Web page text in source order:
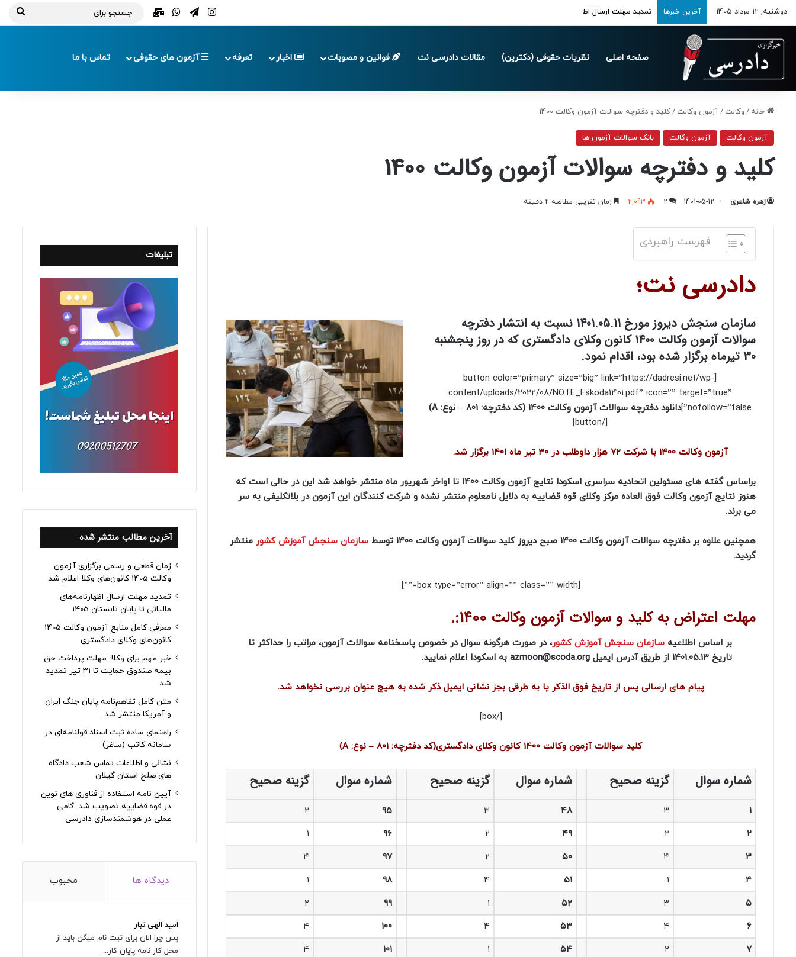
دوشنبه, 12 مرداد 1405 آخرین خبرها تمدید مهلت ارسال اظهارنامه‌های مالیاتی تا پایان تابستان 1405 اینستاگرام
تلگرامواتس آپ
ایمیل
صفحه اصلی نظریات حقوقی (دکترین) مقالات دادرسی نت قوانین و مصوبات اخبار تعرفه آزمون های حقوقی تماس با ما
خانه / وکالت /آزمون وکالت /کلید و دفترچه سوالات آزمون وکالت 1400
آزمون وکالت آزمون وکالت بانک سوالات آزمون ها
کلید و دفترچه سوالات آزمون وکالت 1400
زهره شاعری 1401-05-12
2
2,093 زمان تقریبی مطالعه 2 دقیقه
فهرست راهبردی
دادرسی نت؛
سازمان سنجش دیروز مورخ 1401.05.11 نسبت به انتشار دفترچه
سوالات آزمون وکالت 1400 کانون وکلای دادگستری که در روز پنجشنبه
30 تیرماه برگزار شده بود، اقدام نمود.
[button color=”primary” size=”big” link=”https://dadresi.net/wp-
content/uploads/2022/08/NOTE_Eskoda1401.pdf” icon=”” target=”true”
nofollow=”false”] دانلود دفترچه سوالات آزمون وکالت 1400 ( کد دفترچه: 801 – نوع: A
)
[/button]
آزمون وکالت 1400 با شرکت 72 هزار داوطلب در ۳۰ تیر ماه 1401 برگزار شد.
براساس گفته های مسئولین اتحادیه سراسری اسکودا نتایج آزمون وکالت 1400 تا اواخر شهریور ماه منتشر خواهد شد این در حالی است که
هنوز نتایج آزمون وکالت فوق العاده مرکز وکلای قوه قضاییه به دلایل نامعلوم منتشر نشده و شرکت کنندگان این آزمون در بلاتکلیفی به سر
می برند.
همچنین علاوه بر دفترچه سوالات آزمون وکالت 1400 صبح دیروز کلید سوالات آزمون وکالت 1400 توسط سازمان سنجش آموزش کشور منتشر
گردید.
[box type=”error” align=”” class=”” width=””]
مهلت اعتراض به کلید و سوالات آزمون وکالت 1400:.
بر اساس اطلاعیه سازمان سنجش آموزش کشور، در صورت هرگونه سوال در خصوص پاسخنامه سوالات آزمون، مراتب را حداکثر تا
تاریخ 1401.05.13 از طریق آدرس ایمیل azmoon@scoda.org به اسکودا اعلام نمایید.
پیام های ارسالی پس از تاریخ فوق الذکر یا به طرقی بجز نشانی ایمیل ذکر شده به هیچ عنوان بررسی نخواهد شد.
[/box]
کلید سوالات آزمون وکالت 1400 کانون وکلای دادگستری(کد دفترچه: ۸۰۱ – نوع: A)
شماره سوال گزینه صحیح شماره سوال گزینه صحیح شماره سوال گزینه صحیح
۱ ۳ ۴۸ ۳ ۹۵
۲
۲
۲ ۴۹ ۲ ۹۶
۱
۳
۴ ۵۰ ۲ ۹۷
۴
۴
۱ ۵۱ ۴ ۹۸
۱
۵
۳ ۵۲ ۱ ۹۹
۲
۶
۴ ۵۳ ۴ ۱۰۰
۴
۷
۲ ۵۴ ۱ ۱۰۱
۴
تبلیغات
آخرین مطالب منتشر شده
زمان قطعی و رسمی برگزاری آزمون
وکالت 1405 کانون‌های وکلا اعلام شد
تمدید مهلت ارسال اظهارنامه‌های
مالیاتی تا پایان تابستان 1405
معرفی کامل منابع آزمون وکالت 1405
کانون‌های وکلای دادگستری
خبر مهم برای وکلا: مهلت پرداخت حق
بیمه صندوق حمایت تا ۳۱ تیر تمدید
شد.
متن کامل تفاهم‌نامه پایان جنگ ایران
و آمریکا منتشر شد.
راهنمای ساده ثبت اسناد قولنامه‌ای در
سامانه کاتب (ساغر)
نشانی و اطلاعات تماس شعب دادگاه
های صلح استان گیلان
آیین نامه استفاده از فناوری های نوین
در قوه قضاییه تصویب شد: گامی
عملی در هوشمندسازی دادرسی
دیدگاه ها محبوب
امید الهی تبار
پس چرا الان برای ثبت نام میگن باید از
محل کار نامه پایان کار...